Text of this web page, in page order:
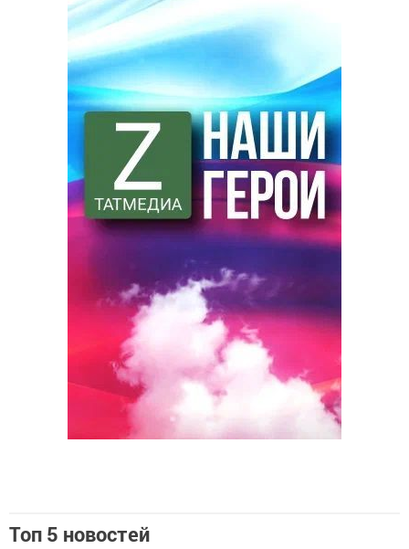
Топ 5 новостей